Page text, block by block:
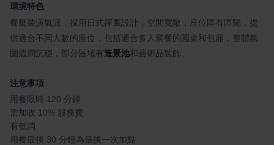
環境特色
餐廳裝潢氣派，採用日式禪風設計，空間寬敞，座位區有區隔，提
供適合不同人數的座位，包括適合多人聚餐的圓桌和包廂，整體氛
圍溫潤沉穩，部分區域有 造景池和藝術品裝飾。
注意事項
用餐限時 120 分鐘
需加收 10% 服務費
有低消
用餐最後 30 分鐘為最後一次加點